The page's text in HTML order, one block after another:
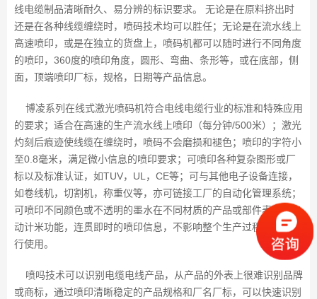
线电缆制品清晰耐久、易分辨的标识要求。 无论是在原料挤出时
还是在各种线缆缠绕时，喷码技术均可以胜任；无论是在流水线上
高速喷印，或是在独立的货盘上，喷码机都可以随时进行不同角度
的喷印，360度的喷印角度，圆形、弯曲、条形等，或在底部，侧
面，顶端喷印厂标，规格，日期等产品信息。
博凌系列在线式激光喷码机符合电线电缆行业的标准和特殊应用
的要求；适合在高速的生产流水线上喷印（每分钟/500米）；激光
灼刻后痕迹使线缆在缠绕时，喷码不会磨损和褪色；喷印的字符小
至0.8毫米，满足微小信息的喷印要求；可喷印各种复杂图形或厂
标以及标准认证，如TUV，UL，CE等；可与其他电子设备连接，
如卷线机，切割机，称重仪等，亦可链接工厂的自动化管理系统；
可喷印不同颜色或不透明的墨水在不同材质的产品或部件表面；自
动计米功能，连贯即时的喷印信息，不影响整个生产过程的连续运
行使用。
喷吗技术可以识别电缆电线产品，从产品的外表上很难识别品牌
或商标，通过喷印清晰稳定的产品规格和厂名厂标，可以快速识别